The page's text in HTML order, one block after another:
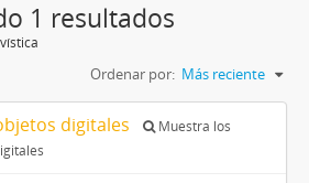
1 resultados
Ordenar por: Más reciente
digitales
Muestra los